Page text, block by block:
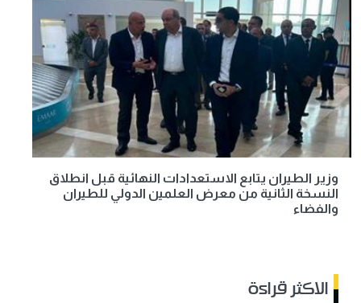
وزير الطيران يتابع الاستعدادات النهائية قبل انطلاق
النسخة الثانية من معرض العلمين الدولي للطيران
والفضاء
الاكثر قراءة